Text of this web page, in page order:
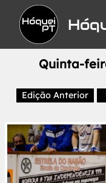
Quinta-
Edição Anterior